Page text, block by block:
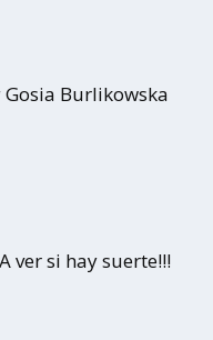
Burlikowska
ver si hay suerte!!!